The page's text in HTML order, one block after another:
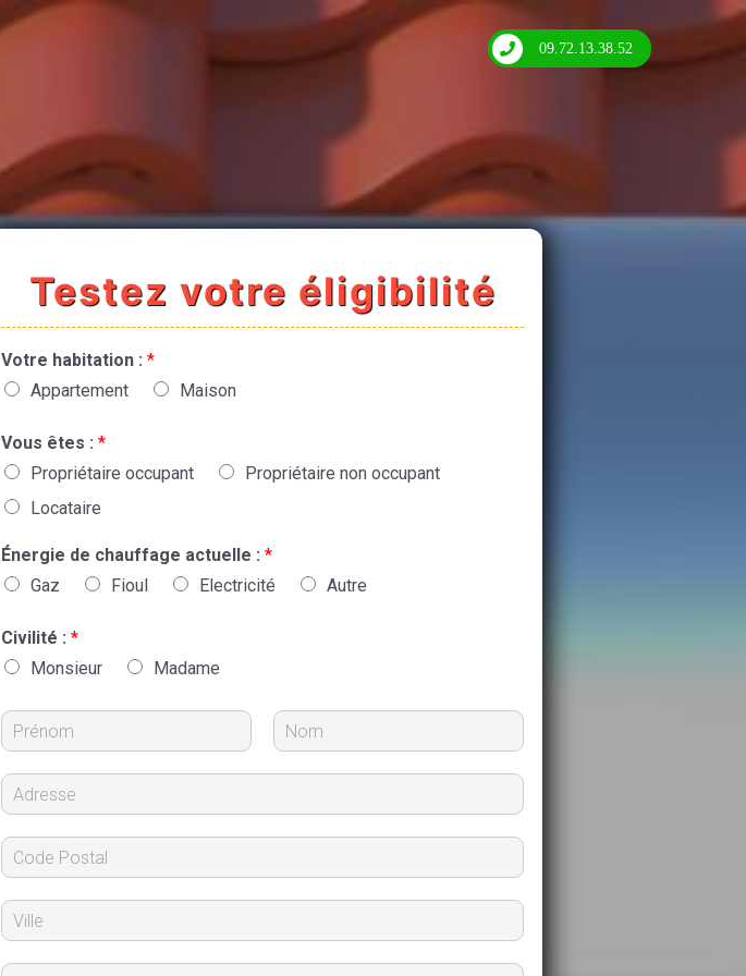
09.72.13.38.52
Testez votre éligibilité
Votre habitation : *
Appartement
Maison
Vous êtes : *
Propriétaire occupant
Propriétaire non occupant
Locataire
Énergie de chauffage actuelle : *
Gaz
Fioul Electricité Autre
Civilité : *
Monsieur
Madame